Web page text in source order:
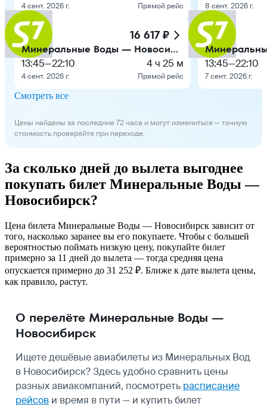
4 сент. 2026 г. Прямой рейс
16 617 ₽
Минеральные Воды — Новосибирск
13:45—22:10
4 сент. 2026 г.
4 ч 25 м
Прямой рейс
8 сент. 2026 г.
13:45—22:10
7 сент. 2026 г.
Смотреть все
Цены найдены за последние 72 часа и могут измениться — точную
стоимость проверяйте при переходе.
За сколько дней до вылета выгоднее
покупать билет Минеральные Воды —
Новосибирск?
Цена билета Минеральные Воды — Новосибирск зависит от
того, насколько заранее вы его покупаете. Чтобы с большей
вероятностью поймать низкую цену, покупайте билет
примерно за 11 дней до вылета — тогда средняя цена
опускается примерно до 31 252 ₽. Ближе к дате вылета цены,
как правило, растут.
О перелёте Минеральные Воды —
Новосибирск
Ищете дешёвые авиабилеты из Минеральных Вод
в Новосибирск? Здесь удобно сравнить цены
разных авиакомпаний, посмотреть расписание
рейсов и время в пути — и купить билет